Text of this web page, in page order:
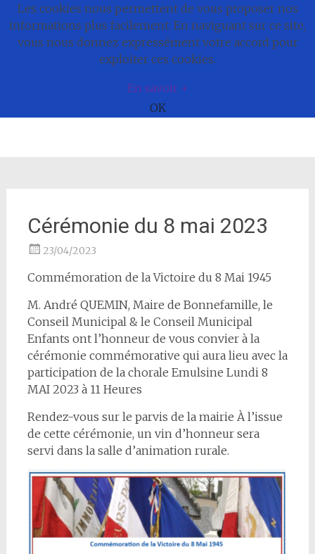
Commune de
Bonnefamille
Cérémonie du 8 mai 2023
23/04/2023
Commémoration de la Victoire du 8 Mai 1945
M. André QUEMIN, Maire de Bonnefamille, le
Conseil Municipal & le Conseil Municipal
Enfants ont l’honneur de vous convier à la
cérémonie commémorative qui aura lieu avec la
participation de la chorale Emulsine Lundi 8
MAI 2023 à 11 Heures
Rendez-vous sur le parvis de la mairie À l’issue
de cette cérémonie, un vin d’honneur sera
servi dans la salle d’animation rurale.
Les cookies nous permettent de vous proposer nos
informations plus facilement. En naviguant sur ce site,
vous nous donnez expressément votre accord pour
exploiter ces cookies.
En savoir +
OK